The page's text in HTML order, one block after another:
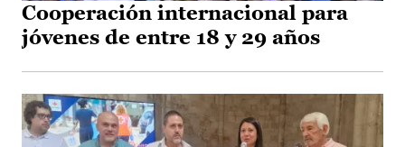
Cooperación internacional para
jóvenes de entre 18 y 29 años